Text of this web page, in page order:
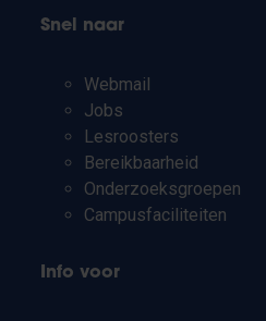
Snel naar
Webmail
Jobs
Lesroosters
Bereikbaarheid
Onderzoeksgroepen
Campusfaciliteiten
Info voor